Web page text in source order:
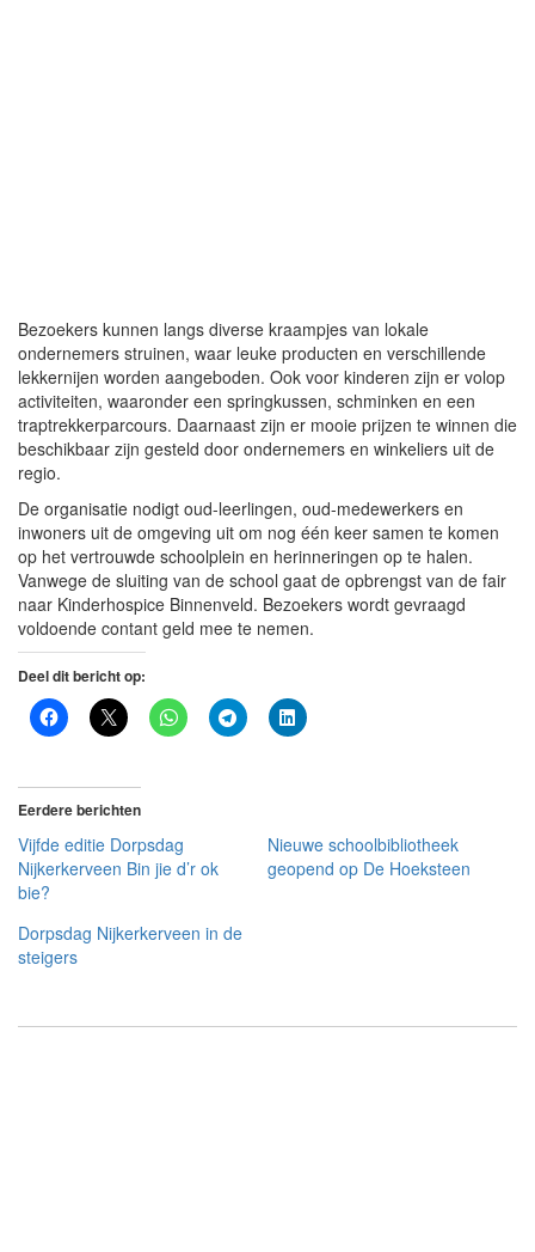
Bezoekers kunnen langs diverse kraampjes van lokale
ondernemers struinen, waar leuke producten en verschillende
lekkernijen worden aangeboden. Ook voor kinderen zijn er volop
activiteiten, waaronder een springkussen, schminken en een
traptrekkerparcours. Daarnaast zijn er mooie prijzen te winnen die
beschikbaar zijn gesteld door ondernemers en winkeliers uit de
regio.
De organisatie nodigt oud-leerlingen, oud-medewerkers en
inwoners uit de omgeving uit om nog één keer samen te komen
op het vertrouwde schoolplein en herinneringen op te halen.
Vanwege de sluiting van de school gaat de opbrengst van de fair
naar Kinderhospice Binnenveld. Bezoekers wordt gevraagd
voldoende contant geld mee te nemen.
Deel dit bericht op:
Eerdere berichten
Vijfde editie Dorpsdag
Nijkerkerveen Bin jie d’r ok
bie?
Nieuwe schoolbibliotheek
geopend op De Hoeksteen
Dorpsdag Nijkerkerveen in de
steigers